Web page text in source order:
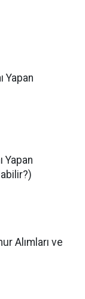
Yapan
Yapan
Alımları ve